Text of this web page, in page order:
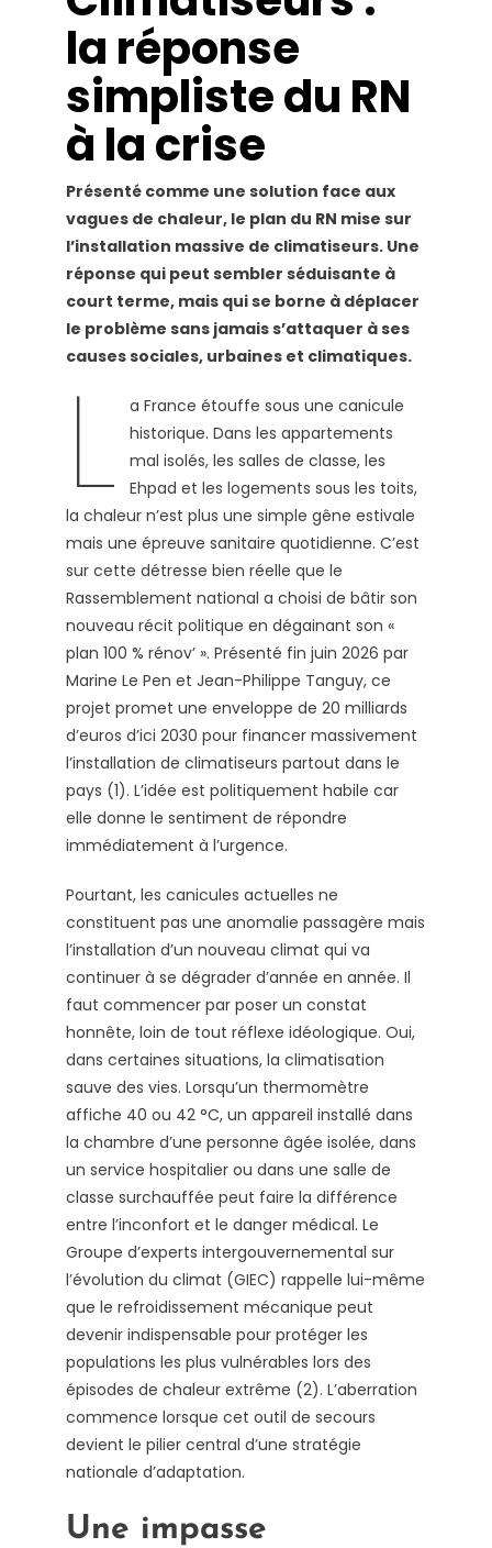
la réponse
simpliste du RN
à la crise
Présenté comme une solution face aux
vagues de chaleur, le plan du RN mise sur
l’installation massive de climatiseurs. Une
réponse qui peut sembler séduisante à
court terme, mais qui se borne à déplacer
le problème sans jamais s’attaquer à ses
causes sociales, urbaines et climatiques.
L
a France étouffe sous une canicule
historique. Dans les appartements
mal isolés, les salles de classe, les
Ehpad et les logements sous les toits,
la chaleur n’est plus une simple gêne estivale
mais une épreuve sanitaire quotidienne. C’est
sur cette détresse bien réelle que le
Rassemblement national a choisi de bâtir son
nouveau récit politique en dégainant son «
plan 100 % rénov’ ». Présenté fin juin 2026 par
Marine Le Pen et Jean-Philippe Tanguy, ce
projet promet une enveloppe de 20 milliards
d’euros d’ici 2030 pour financer massivement
l’installation de climatiseurs partout dans le
pays (1). L’idée est politiquement habile car
elle donne le sentiment de répondre
immédiatement à l’urgence.
Pourtant, les canicules actuelles ne
constituent pas une anomalie passagère mais
l’installation d’un nouveau climat qui va
continuer à se dégrader d’année en année. Il
faut commencer par poser un constat
honnête, loin de tout réflexe idéologique. Oui,
dans certaines situations, la climatisation
sauve des vies. Lorsqu’un thermomètre
affiche 40 ou 42 °C, un appareil installé dans
la chambre d’une personne âgée isolée, dans
un service hospitalier ou dans une salle de
classe surchauffée peut faire la différence
entre l’inconfort et le danger médical. Le
Groupe d’experts intergouvernemental sur
l’évolution du climat (GIEC) rappelle lui-même
que le refroidissement mécanique peut
devenir indispensable pour protéger les
populations les plus vulnérables lors des
épisodes de chaleur extrême (2). L’aberration
commence lorsque cet outil de secours
devient le pilier central d’une stratégie
nationale d’adaptation.
Une impasse